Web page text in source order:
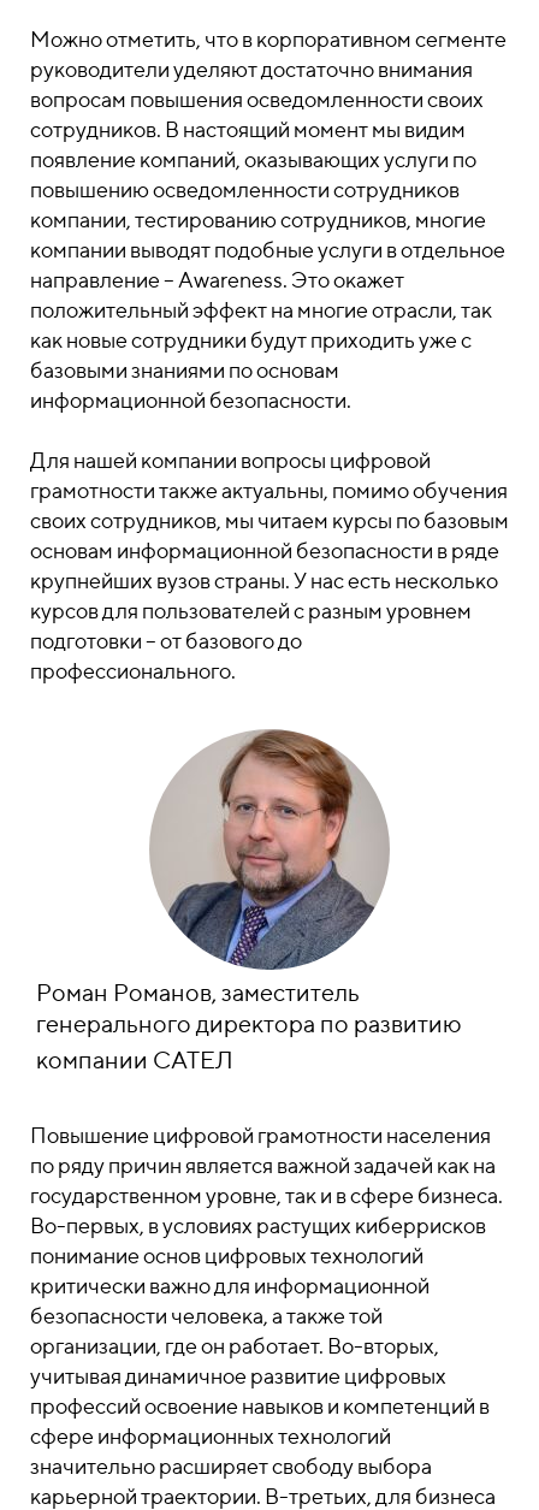
Можно отметить, что в корпоративном сегменте
руководители уделяют достаточно внимания
вопросам повышения осведомленности своих
сотрудников. В настоящий момент мы видим
появление компаний, оказывающих услуги по
повышению осведомленности сотрудников
компании, тестированию сотрудников, многие
компании выводят подобные услуги в отдельное
направление – Awareness. Это окажет
положительный эффект на многие отрасли, так
как новые сотрудники будут приходить уже с
базовыми знаниями по основам
информационной безопасности.
Для нашей компании вопросы цифровой
грамотности также актуальны, помимо обучения
своих сотрудников, мы читаем курсы по базовым
основам информационной безопасности в ряде
крупнейших вузов страны. У нас есть несколько
курсов для пользователей с разным уровнем
подготовки – от базового до
профессионального.
Роман Романов, заместитель
генерального директора по развитию
компании САТЕЛ
Повышение цифровой грамотности населения
по ряду причин является важной задачей как на
государственном уровне, так и в сфере бизнеса.
Во-первых, в условиях растущих киберрисков
понимание основ цифровых технологий
критически важно для информационной
безопасности человека, а также той
организации, где он работает. Во-вторых,
учитывая динамичное развитие цифровых
профессий освоение навыков и компетенций в
сфере информационных технологий
значительно расширяет свободу выбора
карьерной траектории. В-третьих, для бизнеса